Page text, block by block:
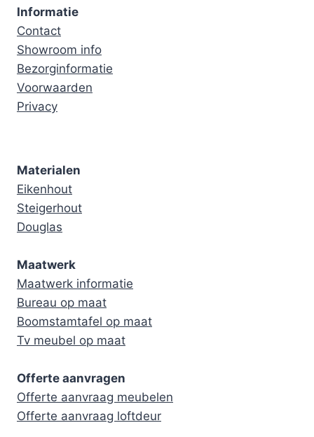
Informatie
Contact
Showroom info
Bezorginformatie
Voorwaarden
Privacy
Materialen
Eikenhout
Steigerhout
Douglas
Maatwerk
Maatwerk informatie
Bureau op maat
Boomstamtafel op maat
Tv meubel op maat
Offerte aanvragen
Offerte aanvraag meubelen
Offerte aanvraag loftdeur